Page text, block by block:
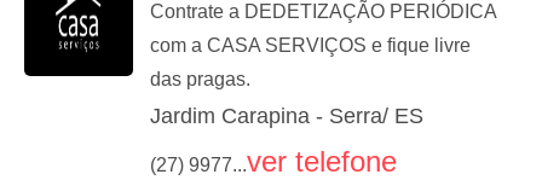
Contrate a DEDETIZAÇÃO PERIÓDICA
com a CASA SERVIÇOS e fique livre
das pragas.
Jardim Carapina - Serra/ ES
(27) 9977...ver telefone